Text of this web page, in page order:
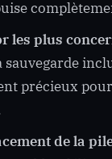
les plus
sauvegarde
précieux
de la